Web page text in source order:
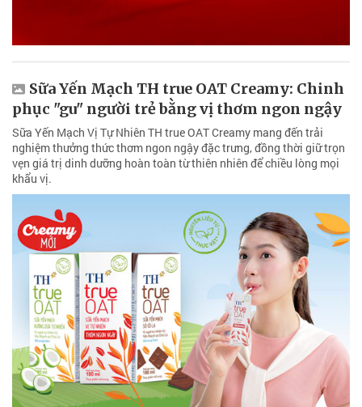
Sữa Yến Mạch TH true OAT Creamy: Chinh
phục "gu" người trẻ bằng vị thơm ngon ngậy
Sữa Yến Mạch Vị Tự Nhiên TH true OAT Creamy mang đến trải
nghiệm thưởng thức thơm ngon ngậy đặc trưng, đồng thời giữ trọn
vẹn giá trị dinh dưỡng hoàn toàn từ thiên nhiên để chiều lòng mọi
khẩu vị.